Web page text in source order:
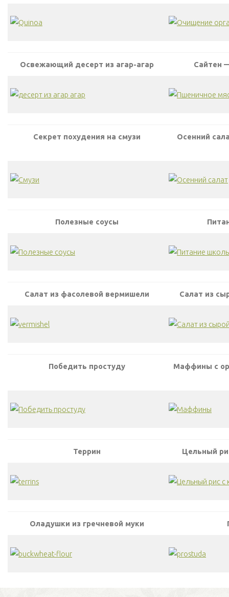
Освежающий десерт из агар-агар Сайтен
Секрет похудения на смузи Осенний
Полезные соусы
Салат из фасолевой вермишели Салат из
Победить простуду Маффины с
Террин Цельный
Оладушки из гречневой муки